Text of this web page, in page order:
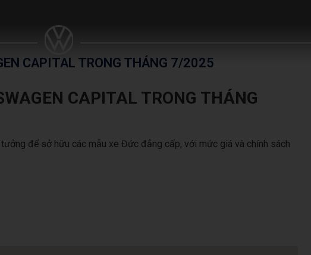
CAPITAL TRONG THÁNG 7/2025
CAPITAL TRONG THÁNG
để sở hữu các mẫu xe Đức đẳng cấp, với mức giá và chính sách